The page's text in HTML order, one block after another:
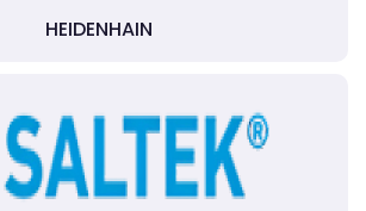
HEIDENHAIN